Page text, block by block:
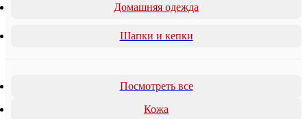
Домашняя одежда
Шапки и кепки
Посмотреть все
Кожа